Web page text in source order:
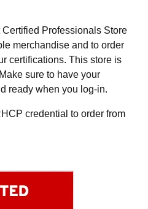
Professionals Store
merchandise and to order
certifications. This store is
sure to have your
ready when you log-in.
credential to order from